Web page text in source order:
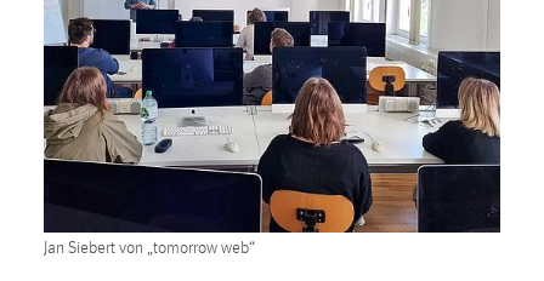
Jan Siebert von „tomorrow web“
Name:
_fbp
Anbieter:
Facebook
Zweck:
Cookie Laufzeit:
3 Monate